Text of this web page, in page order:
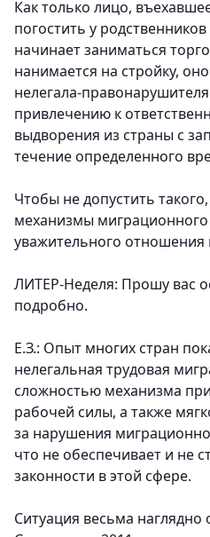
Как только лицо,
погостить у
начинает заниматься
нанимается на стройку,
нелегала-
привлечению к
выдворения из страны с
течение определенного
Чтобы не допустить
механизмы
уважительного
ЛИТЕР-Неделя: Прошу вас
подробно.
Е.З.: Опыт многих стран
нелегальная трудовая
сложностью механизма
рабочей силы, а также
за нарушения
что не обеспечивает и не
законности в этой сфере.
Ситуация весьма наглядно